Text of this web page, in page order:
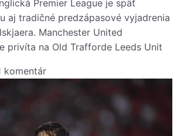
Premier League je späť
aj tradičné predzápasové vyjadrenia
Manchester United
privíta na Old Trafforde Leeds Unit
komentár